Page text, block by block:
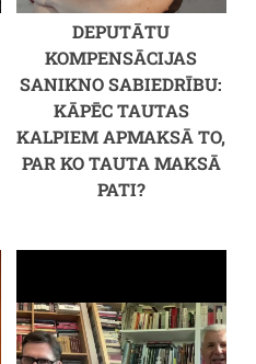
DEPUTĀTU
KOMPENSĀCIJAS
SANIKNO SABIEDRĪBU:
KĀPĒC TAUTAS
KALPIEM APMAKSĀ TO,
PAR KO TAUTA MAKSĀ
PATI?